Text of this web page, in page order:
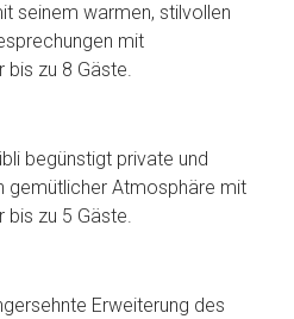
seinem warmen, stilvollen
mit
bis zu 8 Gäste.
begünstigt private und
gemütlicher Atmosphäre mit
bis zu 5 Gäste.
Erweiterung des